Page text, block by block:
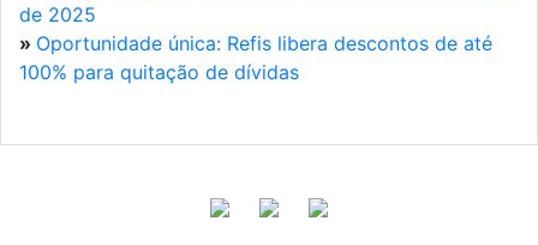
de 2025
» Oportunidade única: Refis libera descontos de até
100% para quitação de dívidas